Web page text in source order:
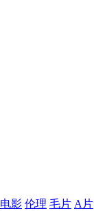
电影 伦理 毛片 A片